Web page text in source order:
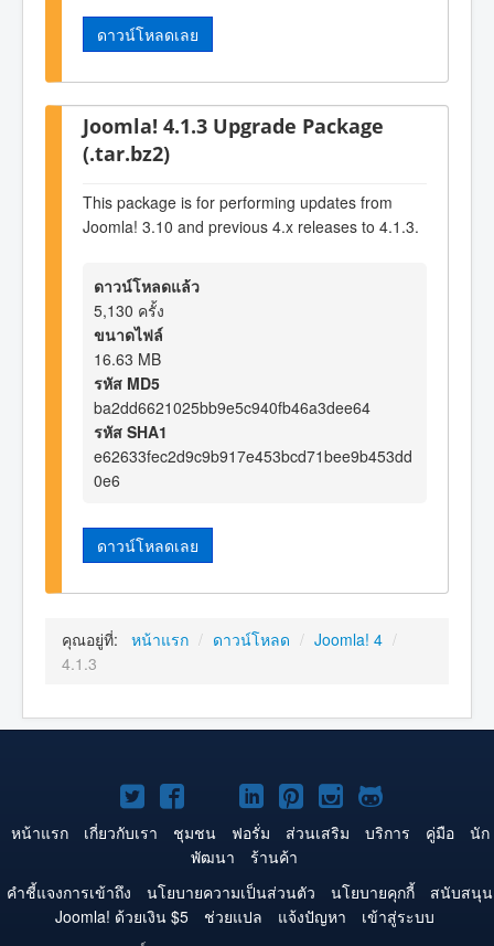
ดาวน์โหลดเลย
Joomla! 4.1.3 Upgrade Package
(.tar.bz2)
This package is for performing updates from
Joomla! 3.10 and previous 4.x releases to 4.1.3.
ดาวน์โหลดแล้ว
5,130 ครั้ง
ขนาดไฟล์
16.63 MB
รหัส MD5
ba2dd6621025bb9e5c940fb46a3dee64
รหัส SHA1
e62633fec2d9c9b917e453bcd71bee9b453dd
0e6
ดาวน์โหลดเลย
คุณอยู่ที่: หน้าแรก / ดาวน์โหลด / Joomla! 4 /
4.1.3
Joomla!
บน
Twitter
Joomla!
บน
Facebook
Joomla!
บน
YouTube
Joomla!
บน
LinkedIn
Joomla!
บน
Pinterest
Joomla!
บน
Joomla!
บน
หน้าแรก เกี่ยวกับเรา ชุมชน ฟอรั่ม ส่วนเสริม บริการ คู่มือ
นัก
พัฒนา
ร้านค้า
คำชี้แจงการเข้าถึง
นโยบายความเป็นส่วนตัว นโยบายคุกกี้
สนับสนุน
Joomla! ด้วยเงิน $5
ช่วยแปล แจ้งปัญหา
เข้าสู่ระบบ